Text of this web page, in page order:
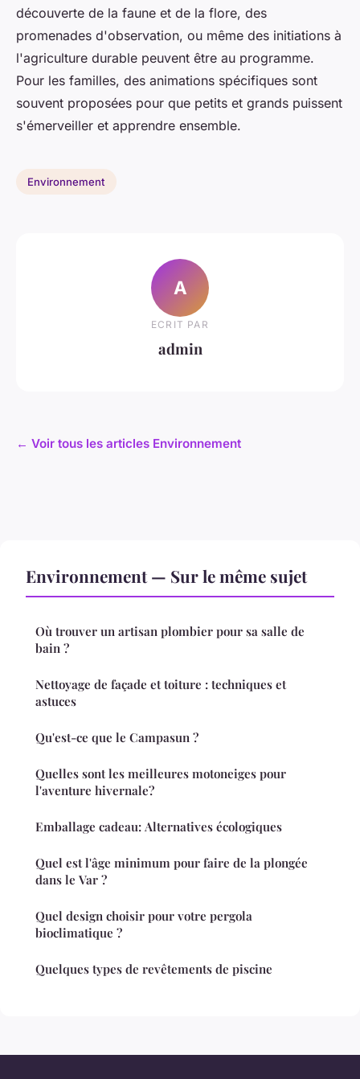
découverte de la faune et de la flore, des
promenades d'observation, ou même des initiations à
l'agriculture durable peuvent être au programme.
Pour les familles, des animations spécifiques sont
souvent proposées pour que petits et grands puissent
s'émerveiller et apprendre ensemble.
Environnement
A
ECRIT PAR
admin
← Voir tous les articles Environnement
Environnement — Sur le même sujet
Où trouver un artisan plombier pour sa salle de
bain ?
Nettoyage de façade et toiture : techniques et
astuces
Qu'est-ce que le Campasun ?
Quelles sont les meilleures motoneiges pour
l'aventure hivernale?
Emballage cadeau: Alternatives écologiques
Quel est l'âge minimum pour faire de la plongée
dans le Var ?
Quel design choisir pour votre pergola
bioclimatique ?
Quelques types de revêtements de piscine